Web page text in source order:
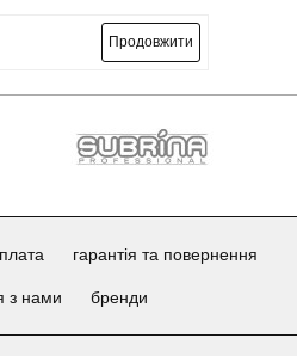
Продовжити
гарантія та повернення
з нами бренди